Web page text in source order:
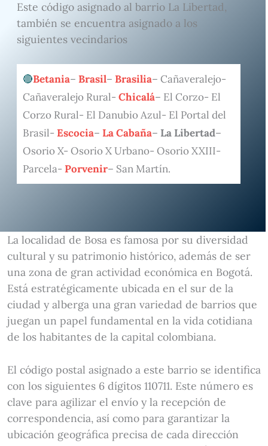
Este código asignado al barrio La Libertad,
también se encuentra asignado a los
siguientes vecindarios
Betania– Brasil– Brasilia– Cañaveralejo-
Cañaveralejo Rural- Chicalá– El Corzo- El
Corzo Rural- El Danubio Azul- El Portal del
Brasil- Escocia– La Cabaña– La Libertad–
Osorio X- Osorio X Urbano- Osorio XXIII-
Parcela- Porvenir– San Martín.
La localidad de Bosa es famosa por su diversidad
cultural y su patrimonio histórico, además de ser
una zona de gran actividad económica en Bogotá.
Está estratégicamente ubicada en el sur de la
ciudad y alberga una gran variedad de barrios que
juegan un papel fundamental en la vida cotidiana
de los habitantes de la capital colombiana.
El código postal asignado a este barrio se identifica
con los siguientes 6 dígitos 110711. Este número es
clave para agilizar el envío y la recepción de
correspondencia, así como para garantizar la
ubicación geográfica precisa de cada dirección